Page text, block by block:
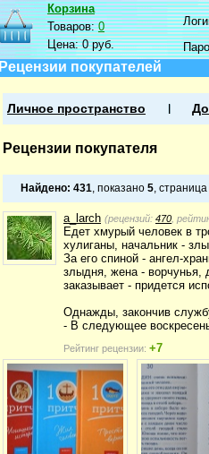
Корзина
Товаров:0
Цена:0 руб.
Рецензии покупателей
Личное пространство
Рецензии покупателя
Найдено: 431, показано 5, страница
a_larch (рецензий: 470 ,
Едет хмурый человек в
хулиганы, начальник -
За его спиной - ангел-
злыдня, жена - ворчунья,
заказывает - придется
Однажды, закончив
- В следующее
Рейтинг рецензии: +7